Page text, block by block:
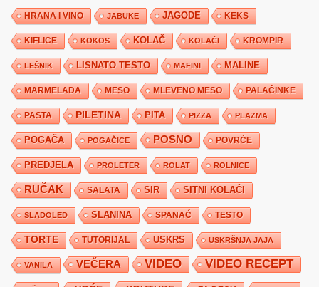
HRANA I VINO JABUKE JAGODE KEKS
KIFLICE KOKOS KOLAČ KOLAČI KROMPIR
LEŠNIK LISNATO TESTO MAFINI MALINE
MARMELADA MESO MLEVENO MESO PALAČINKE
PASTA PILETINA PITA PIZZA PLAZMA
POGAČA POGAČICE POSNO POVRĆE
PREDJELA PROLETER ROLAT ROLNICE
RUČAK SALATA SIR SITNI KOLAČI
SLADOLED SLANINA SPANAĆ TESTO
TORTE TUTORIJAL USKRS USKRŠNJA JAJA
VANILA VEČERA VIDEO VIDEO RECEPT